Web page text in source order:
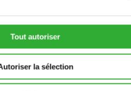
Tout autoriser
la sélection